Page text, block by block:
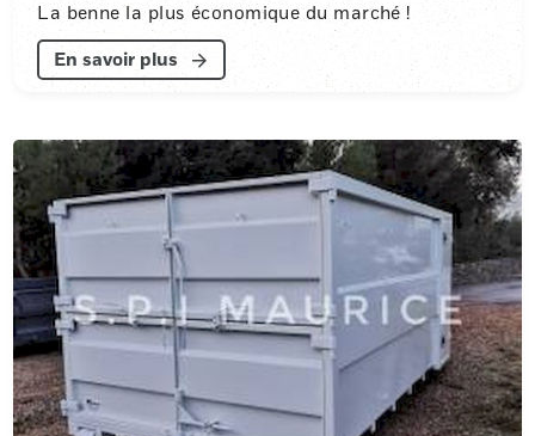
La benne la plus économique du marché !
En savoir plus